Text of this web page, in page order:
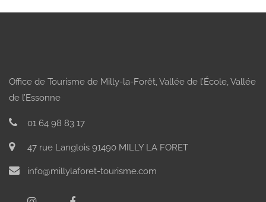
Office de Tourisme de Milly-la-Forêt, Vallée de l’École, Vallée
de l’Essonne
01 64 98 83 17
47 rue Langlois 91490 MILLY LA FORET
info@millylaforet-tourisme.com